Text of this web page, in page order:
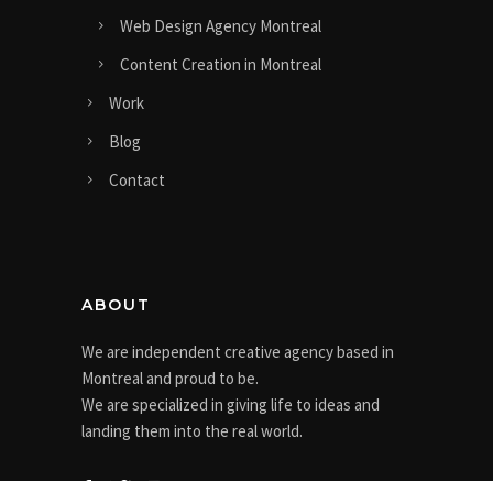
Web Design Agency Montreal
Content Creation in Montreal
Work
Blog
Contact
ABOUT
We are independent creative agency based in
Montreal and proud to be.
We are specialized in giving life to ideas and
landing them into the real world.